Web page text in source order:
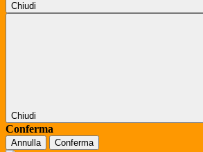
Chiudi
Chiudi
Conferma
Annulla Conferma